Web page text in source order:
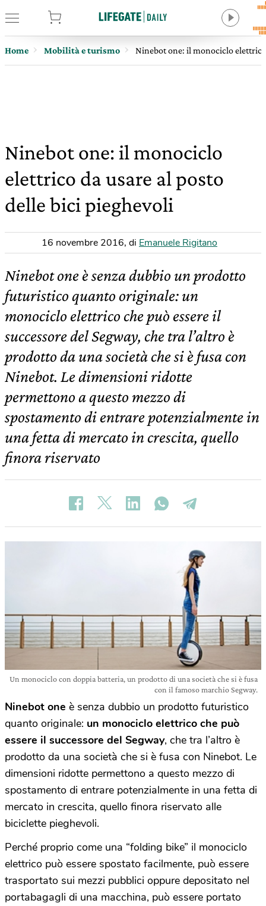
Home Mobilità e turismo Ninebot one: il monociclo
Ninebot one: il monociclo
elettrico da usare al posto
delle bici pieghevoli
16 novembre 2016, di Emanuele Rigitano
Ninebot one è senza dubbio un prodotto
futuristico quanto originale: un
monociclo elettrico che può essere il
successore del Segway, che tra l’altro è
prodotto da una società che si è fusa con
Ninebot. Le dimensioni ridotte
permettono a questo mezzo di
spostamento di entrare potenzialmente in
una fetta di mercato in crescita, quello
finora riservato
Un monociclo con doppia batteria, un prodotto di una società che si è fusa
con il famoso marchio Segway.
Ninebot one è senza dubbio un prodotto futuristico
quanto originale: un monociclo elettrico che può
essere il successore del Segway, che tra l’altro è
prodotto da una società che si è fusa con Ninebot. Le
dimensioni ridotte permettono a questo mezzo di
spostamento di entrare potenzialmente in una fetta di
mercato in crescita, quello finora riservato alle
biciclette pieghevoli.
Perché proprio come una “folding bike” il monociclo
elettrico può essere spostato facilmente, può essere
trasportato sui mezzi pubblici oppure depositato nel
portabagagli di una macchina, può essere portato